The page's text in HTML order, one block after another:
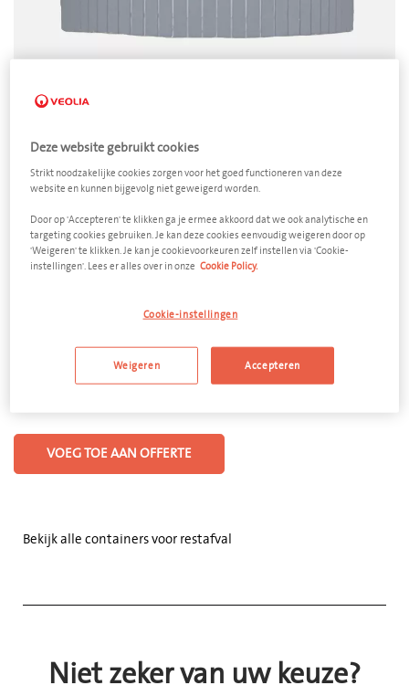
Semi-ondergrondse container classic 3000
liter
Afmeting
2700 x 1300 mm (d x h)
Ledigingsfrequentie
VOEG TOE AAN OFFERTE
Bekijk alle containers voor restafval
Niet zeker van uw keuze?
Deze website gebruikt cookies
Strikt noodzakelijke cookies zorgen voor het goed functioneren van deze
website en kunnen bijgevolg niet geweigerd worden.
Door op 'Accepteren' te klikken ga je ermee akkoord dat we ook analytische en
targeting cookies gebruiken. Je kan deze cookies eenvoudig weigeren door op
'Weigeren' te klikken. Je kan je cookievoorkeuren zelf instellen via 'Cookie-
instellingen'. Lees er alles over in onze Cookie Policy.
Cookie-instellingen
Weigeren Accepteren